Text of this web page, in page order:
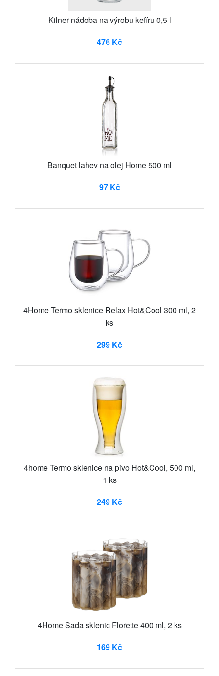
Kilner nádoba na výrobu kefíru 0,5 l
476 Kč
Banquet lahev na olej Home 500 ml
97 Kč
4Home Termo sklenice Relax Hot&Cool 300 ml, 2
ks
299 Kč
4home Termo sklenice na pivo Hot&Cool, 500 ml,
1 ks
249 Kč
4Home Sada sklenic Florette 400 ml, 2 ks
169 Kč